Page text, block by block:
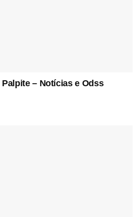
– Notícias e Odss